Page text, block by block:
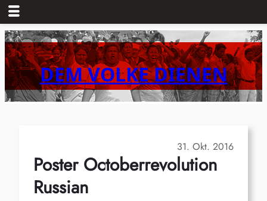
Zum
Inhalt
springenDEM VOLKE DIENEN
31. Okt. 2016
Poster Octoberrevolution
Russian